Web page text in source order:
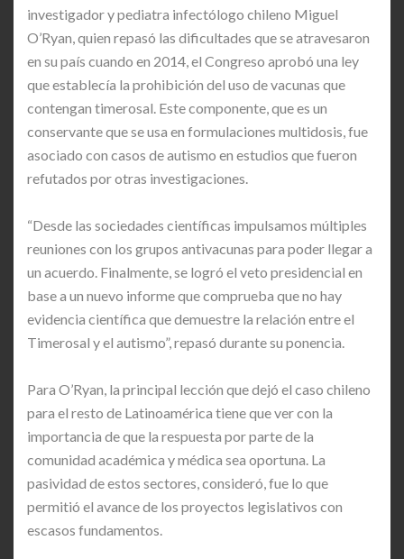
investigador y pediatra infectólogo chileno Miguel
O’Ryan, quien repasó las dificultades que se atravesaron
en su país cuando en 2014, el Congreso aprobó una ley
que establecía la prohibición del uso de vacunas que
contengan timerosal. Este componente, que es un
conservante que se usa en formulaciones multidosis, fue
asociado con casos de autismo en estudios que fueron
refutados por otras investigaciones.
“Desde las sociedades científicas impulsamos múltiples
reuniones con los grupos antivacunas para poder llegar a
un acuerdo. Finalmente, se logró el veto presidencial en
base a un nuevo informe que comprueba que no hay
evidencia científica que demuestre la relación entre el
Timerosal y el autismo”, repasó durante su ponencia.
Para O’Ryan, la principal lección que dejó el caso chileno
para el resto de Latinoamérica tiene que ver con la
importancia de que la respuesta por parte de la
comunidad académica y médica sea oportuna. La
pasividad de estos sectores, consideró, fue lo que
permitió el avance de los proyectos legislativos con
escasos fundamentos.